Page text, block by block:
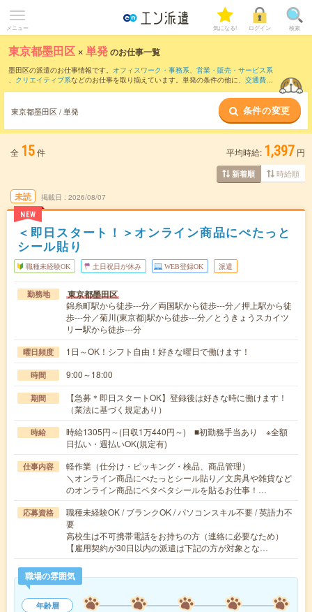
メニュー 気になる! ログイン 検索
東京都墨田区 ×単発のお仕事一覧
墨田区の派遣のお仕事情報です。 オフィスワーク・事務系、 営業・販売・サービス系
、 クリエイティブ系などのお仕事を取り揃えています。単発の条件の他に、 交通費別
東京都墨田区 / 単発 条件の変更
全 15件 平均時給: 1,397 円
新着順 時給順
未読
NEW
掲載日 2026/08/07
＜即日スタート！＞オンライン商品にぺたっと
シール貼り
職種未経験OK 土日祝日が休み WEB登録OK 派遣
勤務地 東京都墨田区
錦糸町駅から徒歩---分／両国駅から徒歩---分／押上駅から徒
歩---分／菊川(東京都)駅から徒歩---分／とうきょうスカイツ
リー駅から徒歩---分
曜日頻度 1日～OK！シフト自由！好きな曜日で働けます！
時間 9:00～18:00
期間
【急募＊即日スタートOK】登録後は好きな時に働けます！
（業法に基づく規定あり）
時給
時給1305円～(日収1万440円～) ■初勤務手当あり ※全額
日払い・週払いOK(規定有)
仕事内容
軽作業（仕分け・ピッキング・検品、商品管理）
＼オンライン商品にぺたっとシール貼り／文房具や雑貨など
のオンライン商品にペタペタシールを貼るお仕事！…
応募資格
職種未経験OK / ブランクOK / パソコンスキル不要 / 英語力不
要
高校生は不可携帯電話をお持ちの方（連絡に必要なため）
【雇用契約が30日以内の派遣は下記の方が対象とな…
職場の雰囲気
年齢層